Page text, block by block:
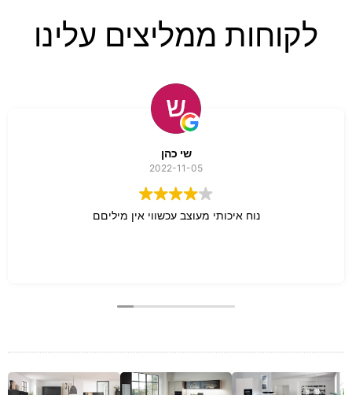
לקוחות ממליצים עלינו
שי כהן
2022-11-05
נוח איכותי מעוצב עכשווי אין מיליםם